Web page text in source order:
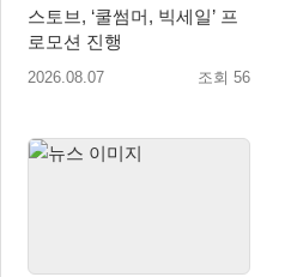
스토브, ‘쿨썸머, 빅세일’ 프
로모션 진행
2026.08.07 조회 56